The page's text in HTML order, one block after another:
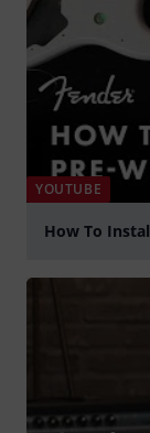
YOUTUBE
How To